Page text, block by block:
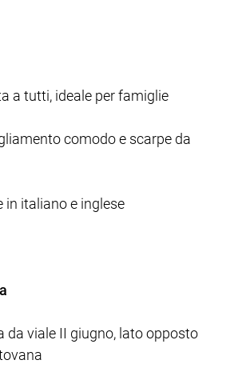
a tutti, ideale per famiglie
comodo e scarpe da
in italiano e inglese
viale II giugno, lato opposto